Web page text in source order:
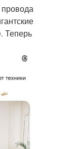
провода
Теперь